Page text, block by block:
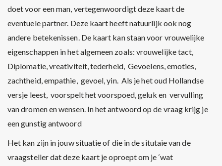
doet voor een man, vertegenwoordigt deze kaart de
eventuele partner. Deze kaart heeft natuurlijk ook nog
andere betekenissen. De kaart kan staan voor vrouwelijke
eigenschappen in het algemeen zoals: vrouwelijke tact,
Diplomatie, vreativiteit, tederheid, Gevoelens, emoties,
zachtheid, empathie, gevoel, yin. Als je het oud Hollandse
versje leest, voorspelt het voorspoed, geluk en vervulling
van dromen en wensen. In het antwoord op de vraag krijg je
een gunstig antwoord
Het kan zijn in jouw situatie of die in de situtaie van de
vraagsteller dat deze kaart je oproept om je ‘wat